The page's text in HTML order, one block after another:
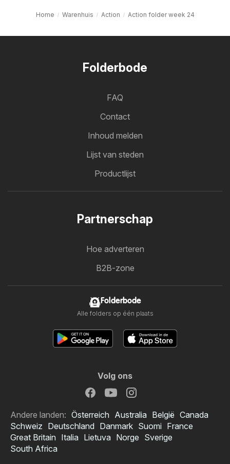
Home Warenhuis Action Action folder week 24
Folderbode
FAQ
Contact
Inhoud melden
Lijst van steden
Productlijst
Partnerschap
Hoe adverteren
B2B-zone
Folderbode
Alle folders op één plaats
Volg ons
Andere landen: Österreich Australia België Canada
Schweiz Deutschland Danmark Suomi France
Great Britain Italia Lietuva Norge Sverige
South Africa